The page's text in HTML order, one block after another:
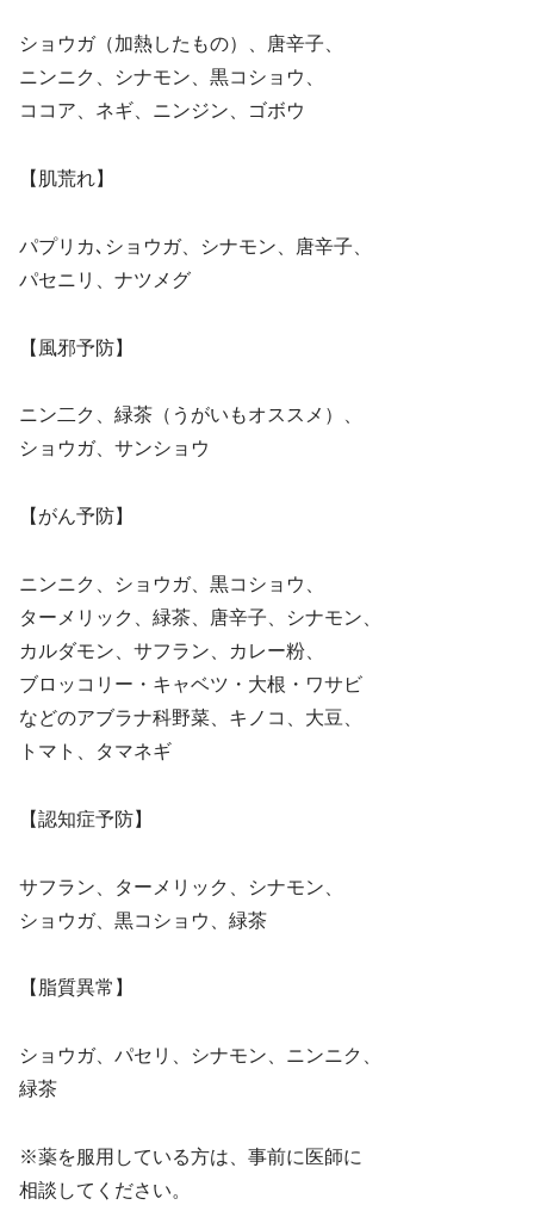
ショウガ（加熱したもの）、唐辛子、
ニンニク、シナモン、黒コショウ、
ココア、ネギ、ニンジン、ゴボウ
【肌荒れ】
パプリカ､ショウガ、シナモン、唐辛子、
パセニリ、ナツメグ
【風邪予防】
ニン二ク、緑茶（うがいもオススメ）、
ショウガ、サンショウ
【がん予防】
ニンニク、ショウガ、黒コショウ、
ターメリック、緑茶、唐辛子、シナモン、
カルダモン、サフラン、カレー粉、
ブロッコリー・キャベツ・大根・ワサビ
などのアブラナ科野菜、キノコ、大豆、
トマト、タマネギ
【認知症予防】
サフラン、ターメリック、シナモン、
ショウガ、黒コショウ、緑茶
【脂質異常】
ショウガ、パセリ、シナモン、ニンニク、
緑茶
※薬を服用している方は、事前に医師に
相談してください。